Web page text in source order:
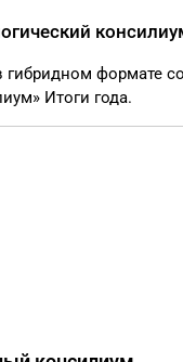
гибридном формате
Итоги года.